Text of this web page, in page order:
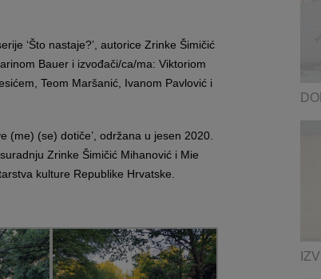
‘Što nastaje?’, autorice Zrinke Šimičić
Bauer i izvođači/ca/ma: Viktoriom
Teom Maršanić, Ivanom Pavlović i
(me) (se) dotiče’, održana u jesen 2020.
Zrinke Šimičić Mihanović i Mie
kulture Republike Hrvatske.